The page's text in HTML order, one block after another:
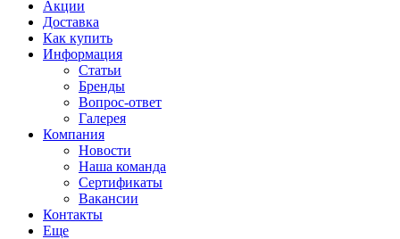
Акции
Доставка
Как купить
Информация
Статьи
Бренды
Вопрос-ответ
Галерея
Компания
Новости
Наша команда
Сертификаты
Вакансии
Контакты
Еще